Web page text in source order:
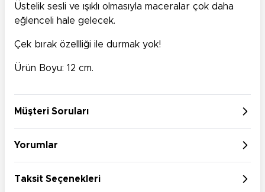
Üstelik sesli ve ışıklı olmasıyla maceralar çok daha
eğlenceli hale gelecek.
Çek bırak özellliği ile durmak yok!
Ürün Boyu: 12 cm.
Müşteri Soruları
Yorumlar
Taksit Seçenekleri